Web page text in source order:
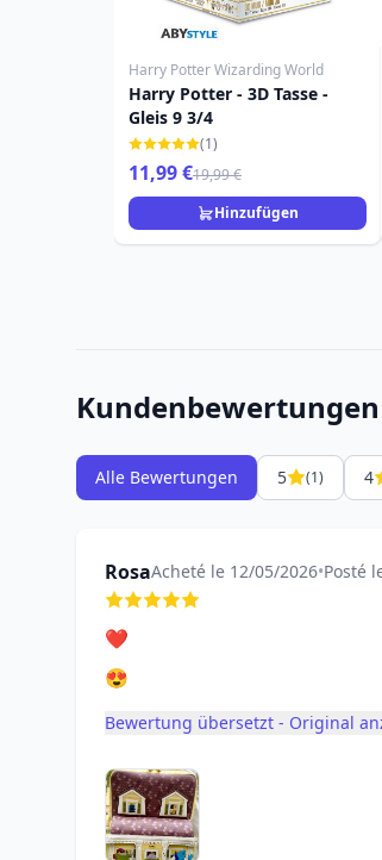
Harry Potter Wizarding World
Harry Potter - 3D Tasse -
Gleis 9 3/4
(1)
11,99 €19,99 €
Hinzufügen
Kundenbewertungen
Alle Bewertungen 5 (1) 4
RosaAcheté le 12/05/2026•Posté
❤️
😍
Bewertung übersetzt - Original